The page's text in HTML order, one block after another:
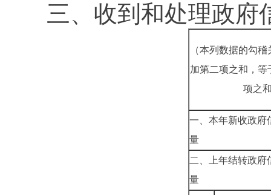
三、收到和处理政府
（本列数据的勾
加第二项之和，等
项之
一、本年新收政府
量
二、上年结转政府
量